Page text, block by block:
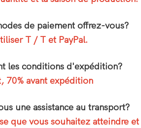
de paiement offrez-vous?
T / T et PayPal.
les conditions d'expédition?
70% avant expédition
une assistance au transport?
que vous souhaitez atteindre